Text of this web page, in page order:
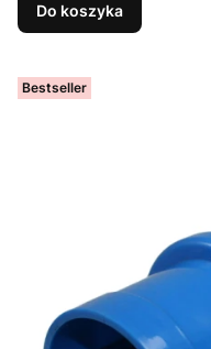
Do koszyka
Bestseller